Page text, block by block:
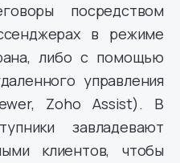
посредством
в режиме
либо с помощью
управления
Zoho Assist). В
завладевают
клиентов, чтобы